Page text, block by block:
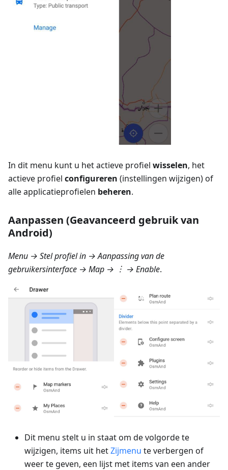
In dit menu kunt u het actieve profiel wisselen, het
actieve profiel configureren (instellingen wijzigen) of
alle applicatieprofielen beheren.
Aanpassen (Geavanceerd gebruik van
Android)
Menu → Stel profiel in → Aanpassing van de
gebruikersinterface → Map → ︙ → Enable.
Dit menu stelt u in staat om de volgorde te
wijzigen, items uit hetZijmenu te verbergen of
weer te geven, een lijst met items van een ander